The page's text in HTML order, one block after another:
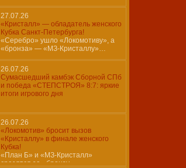
27.07.26
«Кристалл» — обладатель женского
Кубка Санкт-Петербурга!
«Серебро» ушло «Локомотиву», а
«бронза» — «МЗ-Кристаллу»…
26.07.26
Сумасшедший камбэк Сборной СПб
и победа «СТЕПСТРОЯ» 8:7: яркие
итоги игрового дня
26.07.26
«Локомотив» бросит вызов
«Кристаллу» в финале женского
Кубка!
«План Б» и «МЗ-Кристалл»
сразятся за «бронзу»…